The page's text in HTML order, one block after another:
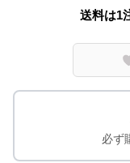
送料は1
必ず